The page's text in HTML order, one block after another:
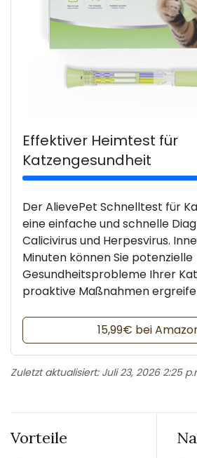
Effektiver Heimtest für
Katzengesundheit
Der AlievePet Schnelltest für
eine einfache und schnelle
Calicivirus und Herpesvirus.
Minuten können Sie potenzielle
Gesundheitsprobleme Ihrer
proaktive Maßnahmen
15,99€ bei
Zuletzt aktualisiert: Juli 23, 2026 2:25
Vorteile